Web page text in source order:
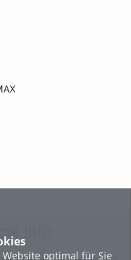
optimal für Sie
Info